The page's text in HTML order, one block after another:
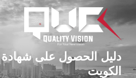
المحتوى
دليل الحصول على شهادة
الكويت